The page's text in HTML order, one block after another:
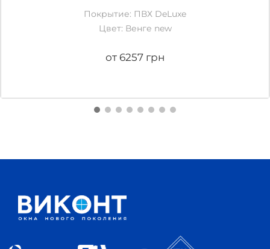
Покрытие: ПВХ DeLuxe
Цвет: Венге new
от 6257 грн